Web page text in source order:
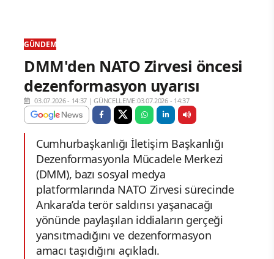
GÜNDEM
DMM'den NATO Zirvesi öncesi
dezenformasyon uyarısı
03.07.2026 - 14:37 |GÜNCELLEME:03.07.2026 - 14:37
Cumhurbaşkanlığı İletişim Başkanlığı
Dezenformasyonla Mücadele Merkezi
(DMM), bazı sosyal medya
platformlarında NATO Zirvesi sürecinde
Ankara’da terör saldırısı yaşanacağı
yönünde paylaşılan iddiaların gerçeği
yansıtmadığını ve dezenformasyon
amacı taşıdığını açıkladı.